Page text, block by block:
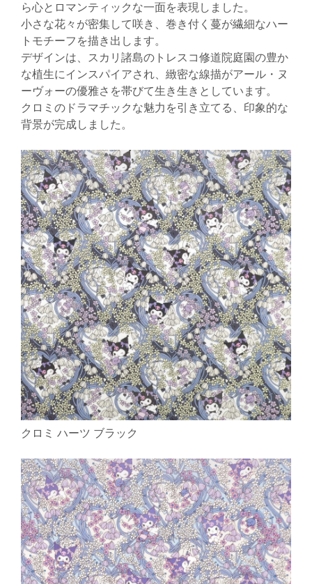
ら心とロマンティックな一面を表現しました。
小さな花々が密集して咲き、巻き付く蔓が繊細なハー
トモチーフを描き出します。
デザインは、スカリ諸島のトレスコ修道院庭園の豊か
な植生にインスパイアされ、緻密な線描がアール・ヌ
ーヴォーの優雅さを帯びて生き生きとしています。
クロミのドラマチックな魅力を引き立てる、印象的な
背景が完成しました。
クロミ ハーツ ブラック